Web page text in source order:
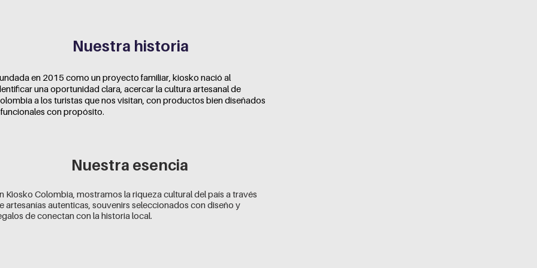
Nuestra historia
en 2015 como un proyecto familiar, kiosko nació al
una oportunidad clara, acercar la cultura artesanal de
a los turistas que nos visitan, con productos bien diseñados
con propósito.
Nuestra esencia
Kiosko Colombia, mostramos la riqueza cultural del país a través
artesanías autenticas, souvenirs seleccionados con diseño y
de conectan con la historia local.